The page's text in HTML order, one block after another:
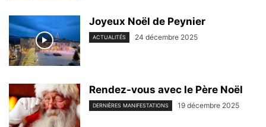
Joyeux Noël de Peynier
ACTUALITÉS 24 décembre 2025
Rendez-vous avec le Père Noël
DERNIÈRES MANIFESTATIONS 19 décembre 2025